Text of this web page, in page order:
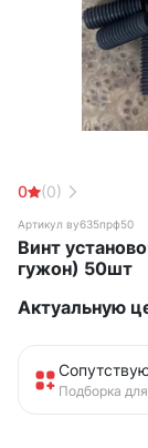
0 (0)
Артикул ву635прф50
Винт
гужон) 50шт
Актуальную
Подборка